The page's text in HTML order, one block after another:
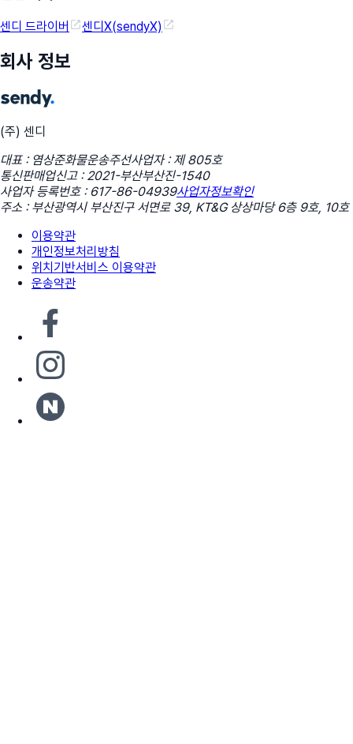
센디 드라이버 센디X(sendyX)
회사 정보
(주) 센디
대표 : 염상준화물운송주선사업자 : 제 805호
통신판매업신고 : 2021-부산부산진-1540
사업자 등록번호 : 617-86-04939사업자정보확인
주소 : 부산광역시 부산진구 서면로 39, KT&G 상상마당 6층 9호, 10호
이용약관
개인정보처리방침
위치기반서비스 이용약관
운송약관